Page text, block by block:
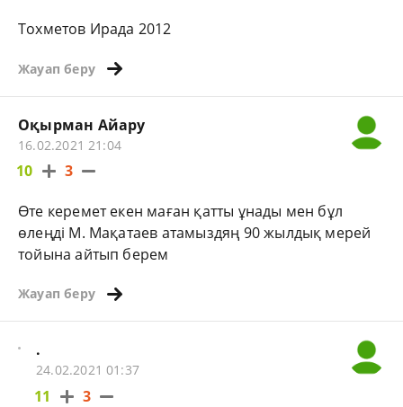
Тохметов Ирада 2012
Жауап беру
Оқырман Айару
16.02.2021 21:04
10 3
Өте керемет екен маған қатты ұнады мен бұл
өлеңді М. Мақатаев атамыздяң 90 жылдық мерей
тойына айтып берем
Жауап беру
.
24.02.2021 01:37
11 3